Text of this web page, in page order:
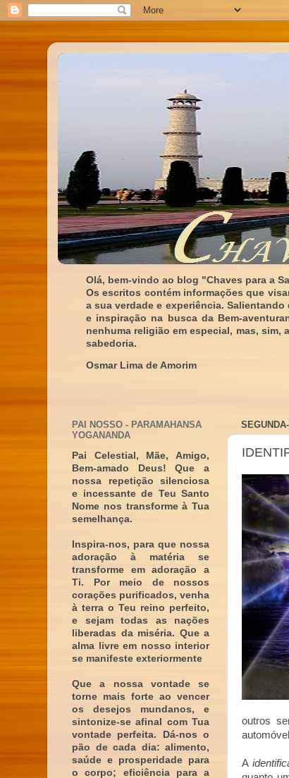
Olá, bem-vindo ao blog "Chaves para a
Os escritos contém informações que
a sua verdade e experiência.
e inspiração na busca da Bem-
nenhuma religião em especial, mas, sim,
sabedoria.
Osmar Lima de Amorim
outros
A
PAI NOSSO - PARAMAHANSA
YOGANANDA
Pai Celestial, Mãe, Amigo,
Bem-amado Deus! Que a
nossa repetição silenciosa
e incessante de Teu Santo
Nome nos transforme à Tua
semelhança.
Inspira-nos, para que nossa
adoração à matéria se
transforme em adoração a
Ti. Por meio de nossos
corações purificados, venha
à terra o Teu reino perfeito,
e sejam todas as nações
liberadas da miséria. Que a
alma livre em nosso interior
se manifeste exteriormente
Que a nossa vontade se
torne mais forte ao vencer
os desejos mundanos, e
sintonize-se afinal com Tua
vontade perfeita. Dá-nos o
pão de cada dia: alimento,
saúde e prosperidade para
o corpo; eficiência para a